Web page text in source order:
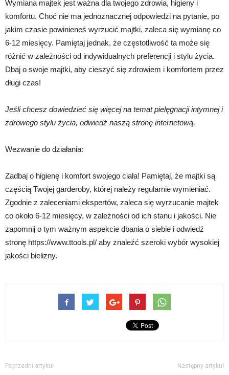
Wymiana majtek jest ważna dla twojego zdrowia, higieny i
komfortu. Choć nie ma jednoznacznej odpowiedzi na pytanie, po
jakim czasie powinieneś wyrzucić majtki, zaleca się wymianę co
6-12 miesięcy. Pamiętaj jednak, że częstotliwość ta może się
różnić w zależności od indywidualnych preferencji i stylu życia.
Dbaj o swoje majtki, aby cieszyć się zdrowiem i komfortem przez
długi czas!
Jeśli chcesz dowiedzieć się więcej na temat pielęgnacji intymnej i
zdrowego stylu życia, odwiedź naszą stronę internetową.
Wezwanie do działania:
Zadbaj o higienę i komfort swojego ciała! Pamiętaj, że majtki są
częścią Twojej garderoby, której należy regularnie wymieniać.
Zgodnie z zaleceniami ekspertów, zaleca się wyrzucanie majtek
co około 6-12 miesięcy, w zależności od ich stanu i jakości. Nie
zapomnij o tym ważnym aspekcie dbania o siebie i odwiedź
stronę https://www.ttools.pl/ aby znaleźć szeroki wybór wysokiej
jakości bielizny.
Poprzedni artykuł Następny artykuł